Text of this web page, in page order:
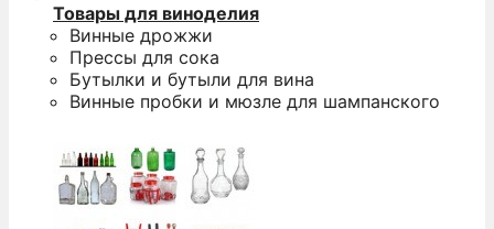
Товары для виноделия
Винные дрожжи
Прессы для сока
Бутылки и бутыли для вина
Винные пробки и мюзле для шампанского